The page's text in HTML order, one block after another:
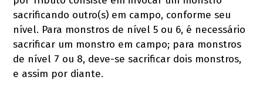
sacrificando outro(s) em campo, conforme seu
nível. Para monstros de nível 5 ou 6, é necessário
sacrificar um monstro em campo; para monstros
de nível 7 ou 8, deve-se sacrificar dois monstros,
e assim por diante.